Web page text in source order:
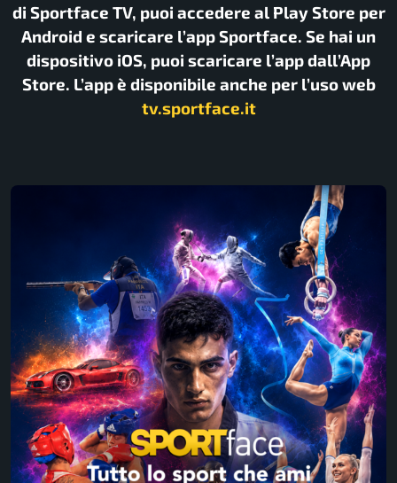
di Sportface TV, puoi accedere al Play Store per
Android e scaricare l’app Sportface. Se hai un
dispositivo iOS, puoi scaricare l’app dall’App
Store. L’app è disponibile anche per l’uso web
tv.sportface.it